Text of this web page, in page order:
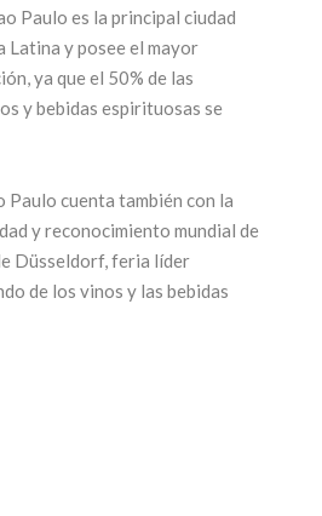
Paulo es la principal ciudad
Latina y posee el mayor
ya que el 50% de las
y bebidas espirituosas se
Paulo cuenta también con la
y reconocimiento mundial de
Düsseldorf, feria líder
de los vinos y las bebidas